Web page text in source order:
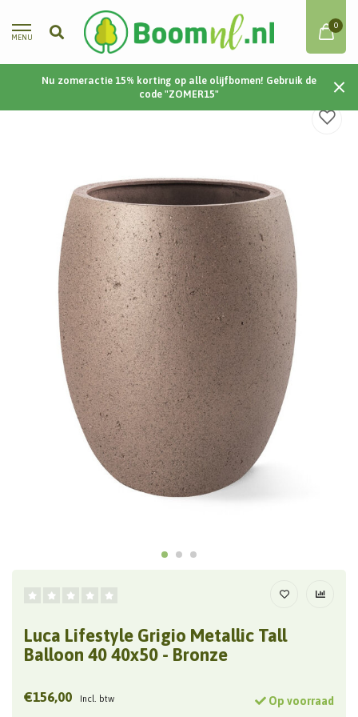
MENU
0
Nu zomeractie 15% korting op alle olijfbomen! Gebruik de
code "ZOMER15"
Home / Grigio Metallic Tall Balloon 40 40x50 - Bronze
Luca Lifestyle Grigio Metallic Tall
Balloon 40 40x50 - Bronze
€156,00 Incl. btw Op voorraad